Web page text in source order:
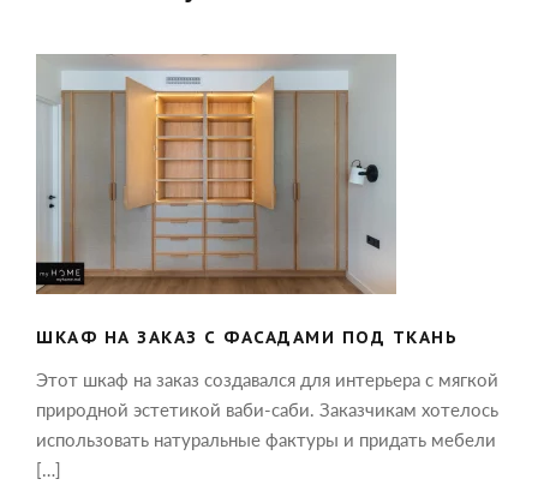
ШКАФ НА ЗАКАЗ С ФАСАДАМИ ПОД
ТКАНЬ
ШКАФ НА ЗАКАЗ С ФАСАДАМИ ПОД ТКАНЬ
Этот шкаф на заказ создавался для интерьера с мягкой
природной эстетикой ваби-саби. Заказчикам хотелось
использовать натуральные фактуры и придать мебели
[…]